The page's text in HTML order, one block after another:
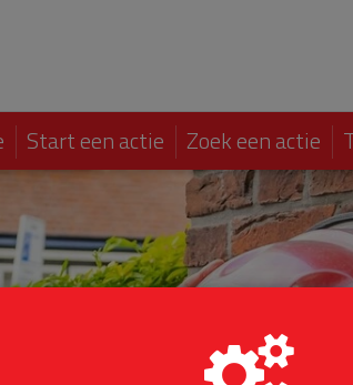
Start een actie Zoek een actie